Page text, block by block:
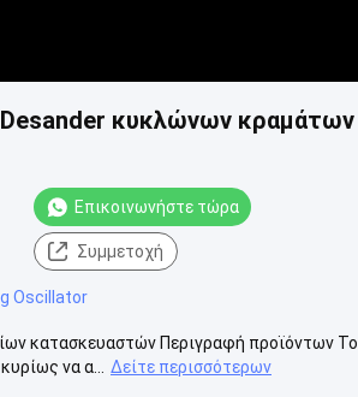
Desander κυκλώνων κραμάτων
Επικοινωνήστε τώρα
Συμμετοχή
Oscillator
κατασκευαστών Περιγραφή προϊόντων Το
να α...
Δείτε περισσότερων